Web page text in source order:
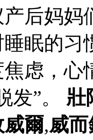
后妈妈
眠的习
虑，心
发”。 壯
威爾,威